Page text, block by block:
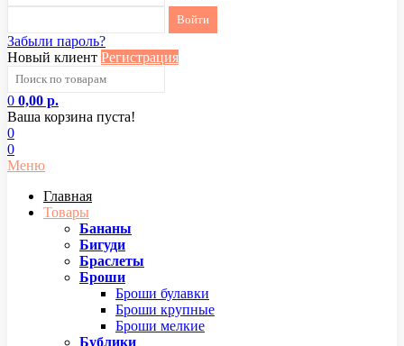
Забыли пароль?
Новый клиент Регистрация
0 0,00 р.
Ваша корзина пуста!
0
0
Меню
Главная
Товары
Бананы
Бигуди
Браслеты
Броши
Броши булавки
Броши крупные
Броши мелкие
Бублики